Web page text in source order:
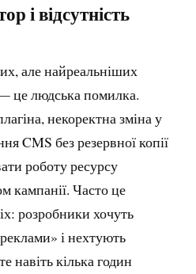
і відсутність
але найреальніших
це людська помилка.
некоректна зміна у
CMS без резервної копії
роботу ресурсу
кампанії. Часто це
розробники хочуть
і нехтують
навіть кілька годин